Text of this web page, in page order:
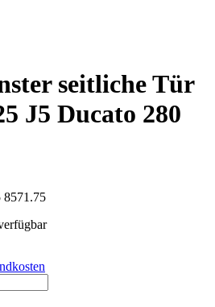
seitliche Tür
J5 Ducato 280
8571.75